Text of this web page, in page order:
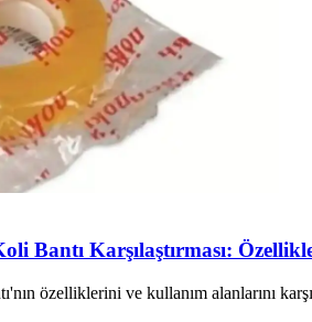
Bantı Karşılaştırması:
özelliklerini ve kullanım alanlarını